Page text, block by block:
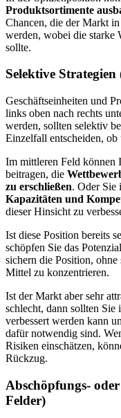
Produktsortimente
Chancen, die der Markt
werden, wobei die starke
sollte.
Selektive Strategien
Geschäftseinheiten und
links oben nach rechts
werden, sollten selektiv
Einzelfall entscheiden,
Im mittleren Feld können
beitragen, die
zu erschließen. Oder Sie
Kapazitäten und
dieser Hinsicht zu
Ist diese Position bereits
schöpfen Sie das
sichern die Position, ohne
Mittel zu konzentrieren.
Ist der Markt aber sehr
schlecht, dann sollten
verbessert werden kann
dafür notwendig sind.
Risiken einschätzen,
Rückzug.
Abschöpfungs-
Felder)